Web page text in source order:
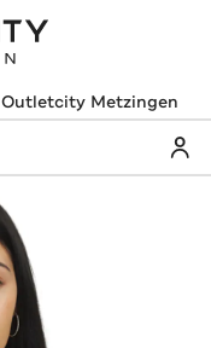
Outletcity Metzingen